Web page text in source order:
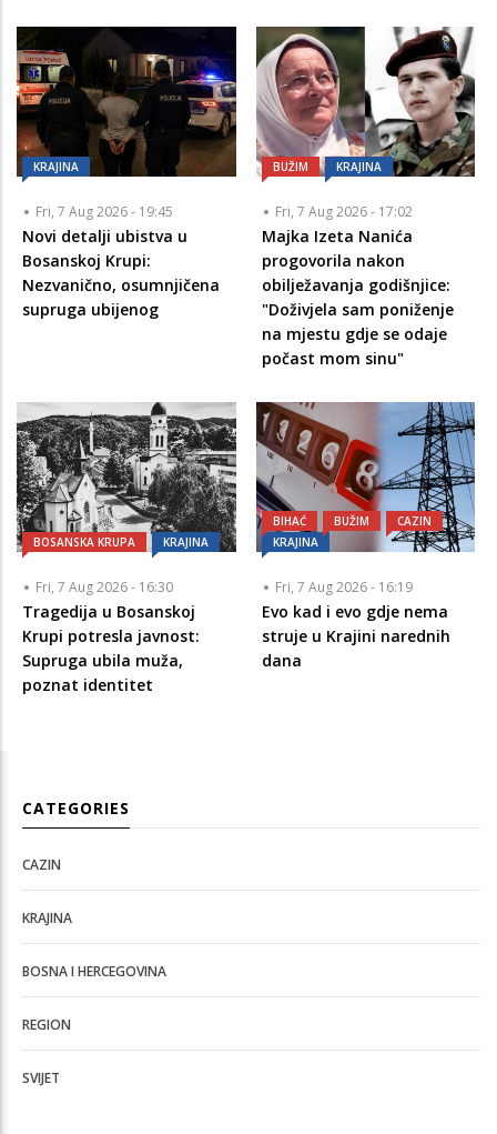
KRAJINA
Fri, 7 Aug 2026 - 19:45
Novi detalji ubistva u
Bosanskoj Krupi:
Nezvanično, osumnjičena
supruga ubijenog
BUŽIM KRAJINA
Fri, 7 Aug 2026 - 17:02
Majka Izeta Nanića
progovorila nakon
obilježavanja godišnjice:
"Doživjela sam poniženje
na mjestu gdje se odaje
počast mom sinu"
BOSANSKA KRUPA KRAJINA
Fri, 7 Aug 2026 - 16:30
Tragedija u Bosanskoj
Krupi potresla javnost:
Supruga ubila muža,
poznat identitet
BIHAĆ BUŽIM
CAZIN
KRAJINA
Fri, 7 Aug 2026 - 16:19
Evo kad i evo gdje nema
struje u Krajini narednih
dana
CATEGORIES
CAZIN
KRAJINA
BOSNA I HERCEGOVINA
REGION
SVIJET